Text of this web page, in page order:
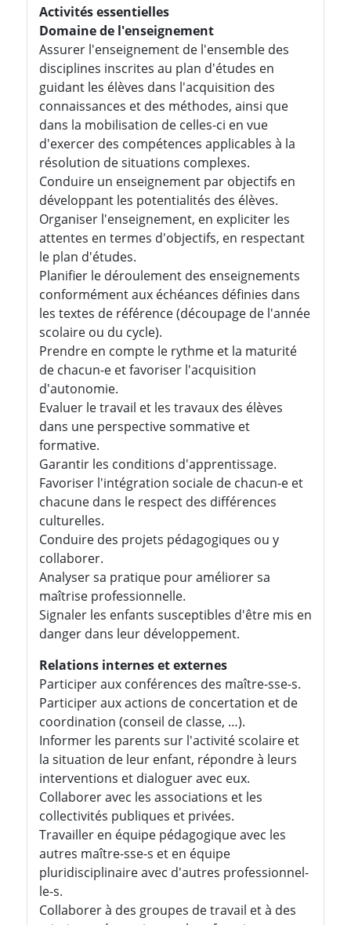
Activités essentielles
Domaine de l'enseignement
Assurer l'enseignement de l'ensemble des
disciplines inscrites au plan d'études en
guidant les élèves dans l'acquisition des
connaissances et des méthodes, ainsi que
dans la mobilisation de celles-ci en vue
d'exercer des compétences applicables à la
résolution de situations complexes.
Conduire un enseignement par objectifs en
développant les potentialités des élèves.
Organiser l'enseignement, en expliciter les
attentes en termes d'objectifs, en respectant
le plan d'études.
Planifier le déroulement des enseignements
conformément aux échéances définies dans
les textes de référence (découpage de l'année
scolaire ou du cycle).
Prendre en compte le rythme et la maturité
de chacun-e et favoriser l'acquisition
d'autonomie.
Evaluer le travail et les travaux des élèves
dans une perspective sommative et
formative.
Garantir les conditions d'apprentissage.
Favoriser l'intégration sociale de chacun-e et
chacune dans le respect des différences
culturelles.
Conduire des projets pédagogiques ou y
collaborer.
Analyser sa pratique pour améliorer sa
maîtrise professionnelle.
Signaler les enfants susceptibles d'être mis en
danger dans leur développement.
Relations internes et externes
Participer aux conférences des maître-sse-s.
Participer aux actions de concertation et de
coordination (conseil de classe, …).
Informer les parents sur l'activité scolaire et
la situation de leur enfant, répondre à leurs
interventions et dialoguer avec eux.
Collaborer avec les associations et les
collectivités publiques et privées.
Travailler en équipe pédagogique avec les
autres maître-sse-s et en équipe
pluridisciplinaire avec d'autres professionnel-
le-s.
Collaborer à des groupes de travail et à des